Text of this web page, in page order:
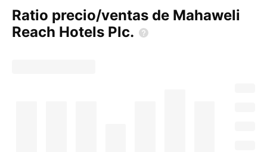
Ratio precio/ventas de Mahaweli
Reach Hotels Plc.